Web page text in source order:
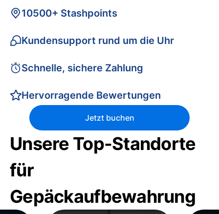
10500+ Stashpoints
Kundensupport rund um die Uhr
Schnelle, sichere Zahlung
Hervorragende Bewertungen
Jetzt buchen
Unsere Top-Standorte
für
Gepäckaufbewahrung